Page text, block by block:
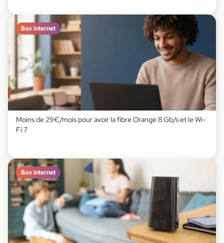
Box internet
Moins de 29€/mois pour avoir la fibre Orange 8 Gb/s et le Wi-
Fi 7
Box internet